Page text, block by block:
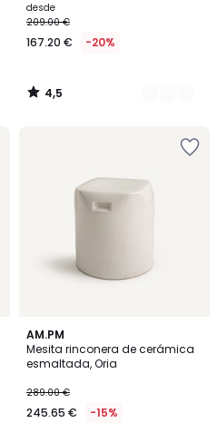
desde
209.00 €
167.20 € -20%
4,5
/
AM.PM
Mesita rinconera de cerámica
esmaltada, Oria
289.00 €
245.65 € -15%
5
/
5